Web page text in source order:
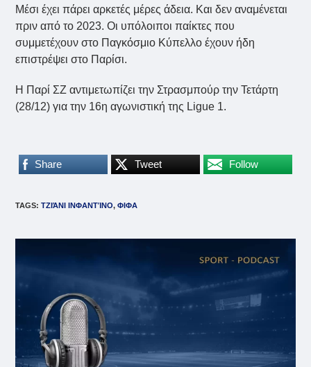
Μέσι έχει πάρει αρκετές μέρες άδεια. Και δεν αναμένεται
πριν από το 2023. Οι υπόλοιποι παίκτες που
συμμετέχουν στο Παγκόσμιο Κύπελλο έχουν ήδη
επιστρέψει στο Παρίσι.
Η Παρί ΣΖ αντιμετωπίζει την Στρασμπούρ την Τετάρτη
(28/12) για την 16η αγωνιστική της Ligue 1.
Share Tweet Follow
TAGS:ΤΖΙΆΝΙ ΙΝΦΑΝΤΊΝΟ, ΦΙΦΑ